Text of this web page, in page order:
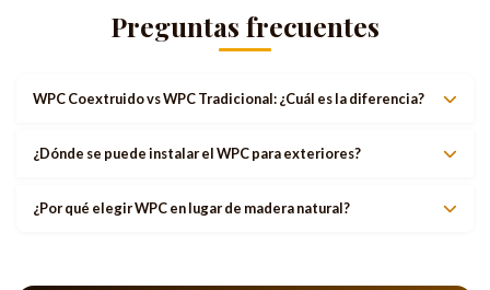
Preguntas frecuentes
WPC Coextruido vs WPC Tradicional: ¿Cuál es la diferencia?
¿Dónde se puede instalar el WPC para exteriores?
¿Por qué elegir WPC en lugar de madera natural?